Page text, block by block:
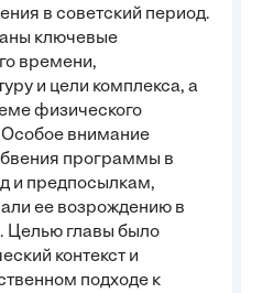
в советский период.
ключевые
времени,
и цели комплекса, а
физического
Особое внимание
программы в
и предпосылкам,
ее возрождению в
Целью главы было
контекст и
подходе к